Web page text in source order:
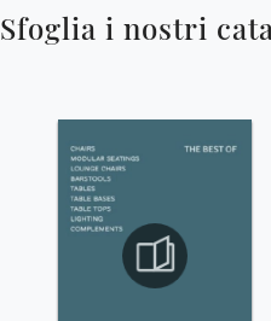
Sfoglia i nostri